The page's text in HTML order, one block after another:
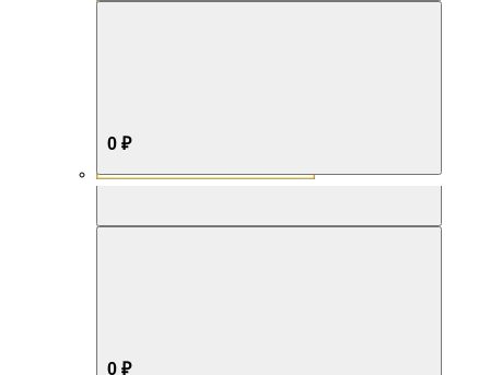
0 ₽
0 ₽